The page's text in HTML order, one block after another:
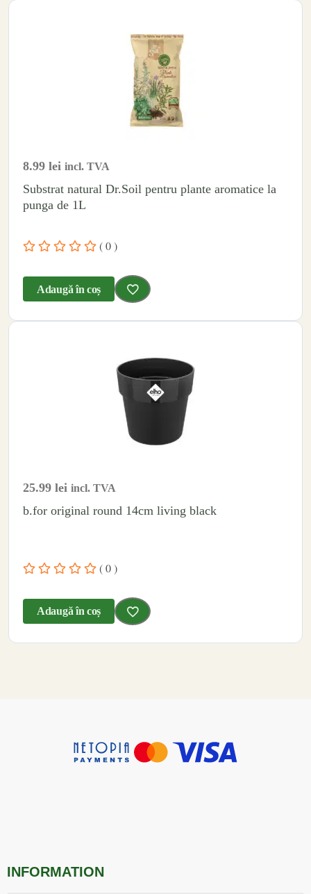
8.99 lei incl. TVA
Substrat natural Dr.Soil pentru plante aromatice la
punga de 1L
( 0 )
Adaugă în coș
25.99 lei incl. TVA
b.for original round 14cm living black
( 0 )
Adaugă în coș
INFORMATION